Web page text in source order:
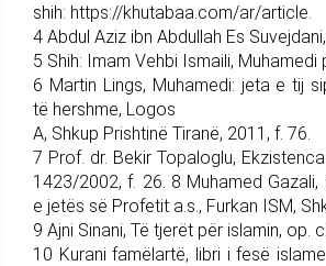
shih: https://khutabaa.com/ar/article.
4 Abdul Aziz ibn Abdullah Es
5 Shih: Imam Vehbi Ismaili, Muhamedi
6 Martin Lings, Muhamedi: jeta e tij
të hershme, Logos
A, Shkup Prishtinë Tiranë, 2011, f. 76.
7 Prof. dr. Bekir Topaloglu,
1423/2002, f. 26. 8 Muhamed Gazali,
e jetës së Profetit a.s., Furkan ISM,
9 Ajni Sinani, Të tjerët për islamin, op.
10 Kurani famëlartë, libri i fesë